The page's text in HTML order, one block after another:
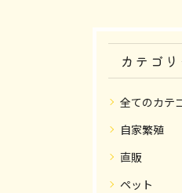
カテゴリ
全てのカテ
自家繁殖
直販
ペット